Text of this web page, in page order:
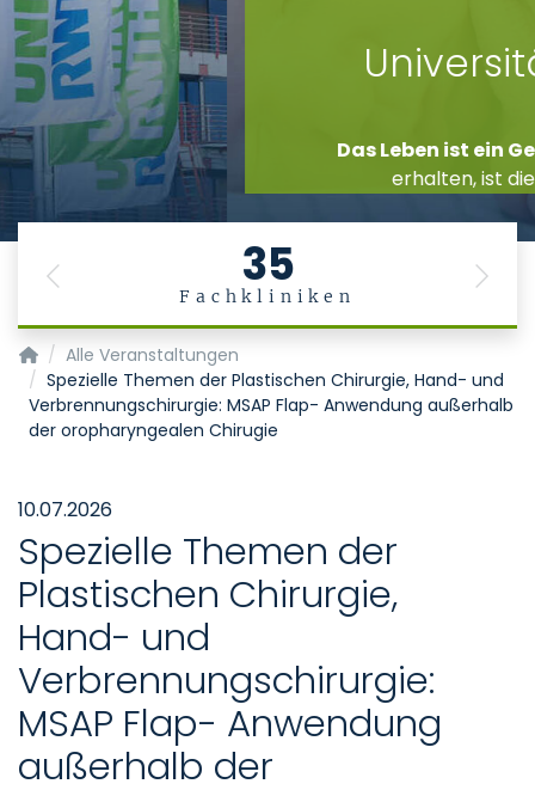
Universitätsmedizin
Das Leben ist ein Geschenk. Es gesund zu
erhalten, ist die Aufgabe der Medizin.
35
Fachkliniken
Previous Next
Startseite
Alle Veranstaltungen
Spezielle Themen der Plastischen Chirurgie, Hand- und
Verbrennungschirurgie: MSAP Flap- Anwendung außerhalb
der oropharyngealen Chirugie
10.07.2026
Spezielle Themen der
Plastischen Chirurgie,
Hand- und
Verbrennungschirurgie:
MSAP Flap- Anwendung
außerhalb der